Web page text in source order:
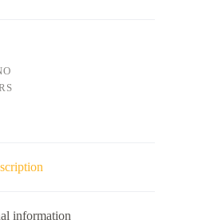
information